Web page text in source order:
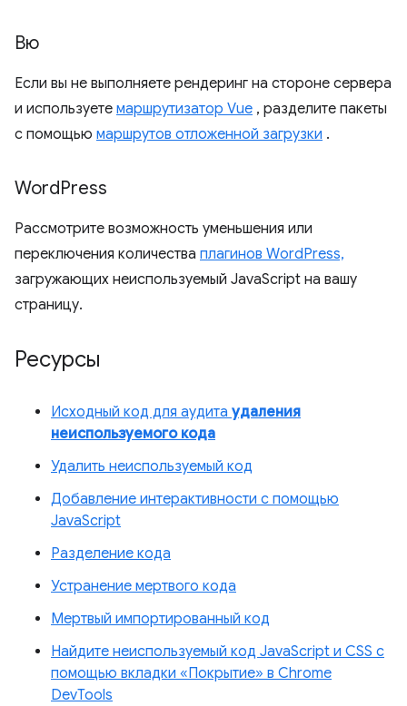
Вю
Если вы не выполняете рендеринг на стороне сервера
и используете маршрутизатор Vue , разделите пакеты
с помощью маршрутов отложенной загрузки .
WordPress
Рассмотрите возможность уменьшения или
переключения количества плагинов WordPress,
загружающих неиспользуемый JavaScript на вашу
страницу.
Ресурсы
Исходный код для аудита удаления
неиспользуемого кода
Удалить неиспользуемый код
Добавление интерактивности с помощью
JavaScript
Разделение кода
Устранение мертвого кода
Мертвый импортированный код
Найдите неиспользуемый код JavaScript и CSS с
помощью вкладки «Покрытие» в Chrome
DevTools